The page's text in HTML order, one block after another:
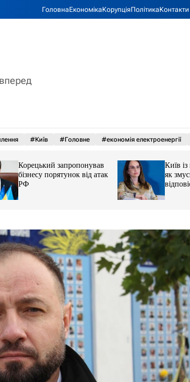
ГоловнаЕкономікаКорупціяПолітикаКонтакти
#Київ #Головне #економія електроенергії
Корецький запропонував
бізнесу порятунок від атак
РФ
Київ
як